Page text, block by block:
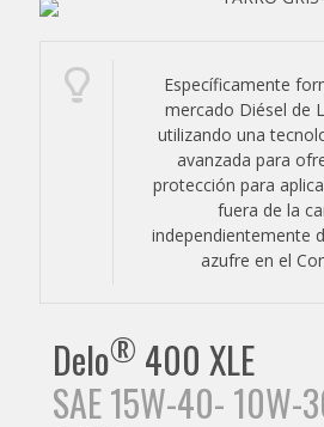
Específicamente
mercado Diésel de
utilizando una
avanzada para
protección para
fuera de la
independientemente
azufre en el
Delo® 400 XLE
SAE 15W-40- 10W-